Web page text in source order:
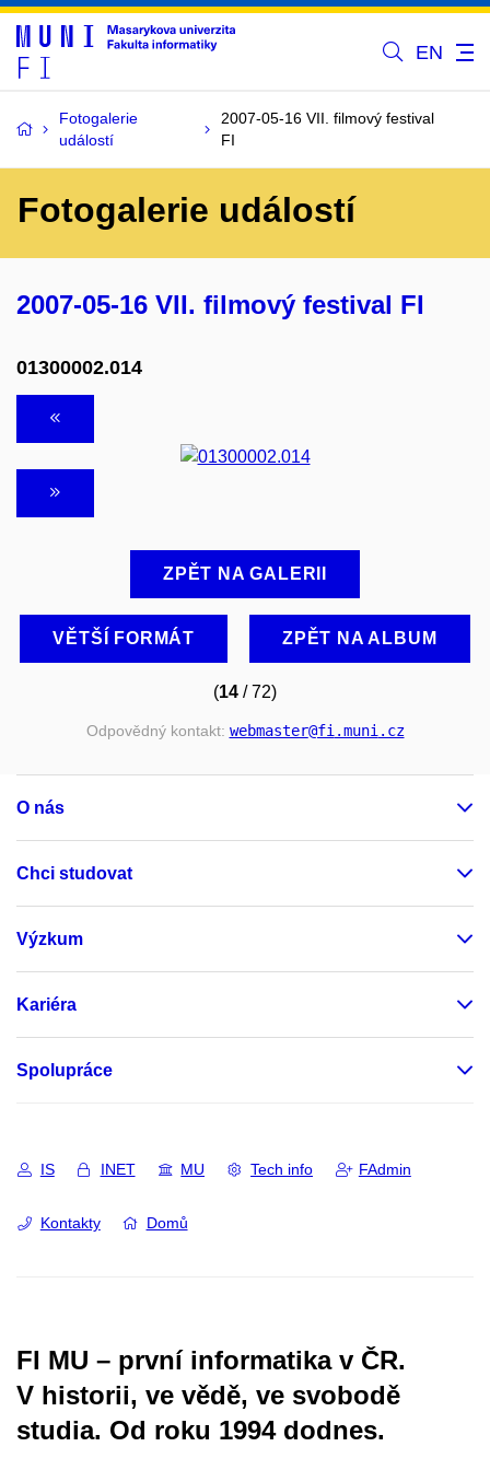
EN
Fotogalerie
událostí
2007-05-16 VII. filmový festival
FI
Fotogalerie událostí
2007-05-16 VII. filmový festival FI
01300002.014
ZPĚT NA GALERII
VĚTŠÍ FORMÁT ZPĚT NA ALBUM
(14 / 72)
Odpovědný kontakt: webmaster@fi.muni.cz
O nás
Chci studovat
Výzkum
Kariéra
Spolupráce
IS INET MU Tech info FAdmin
Kontakty Domů
FI MU – první informatika v ČR.
V historii, ve vědě, ve svobodě
studia. Od roku 1994 dodnes.